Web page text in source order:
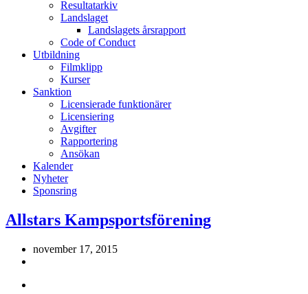
Resultatarkiv
Landslaget
Landslagets årsrapport
Code of Conduct
Utbildning
Filmklipp
Kurser
Sanktion
Licensierade funktionärer
Licensiering
Avgifter
Rapportering
Ansökan
Kalender
Nyheter
Sponsring
Allstars Kampsportsförening
november 17, 2015